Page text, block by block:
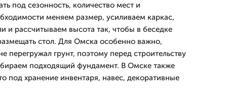
под сезонность, количество мест и
меняем размер, усиливаем каркас,
и рассчитываем высота так, чтобы в беседке
стол. Для Омска особенно важно,
перегружал грунт, поэтому перед строительству
подходящий фундамент. В Омске также
под хранение инвентаря, навес, декоративные